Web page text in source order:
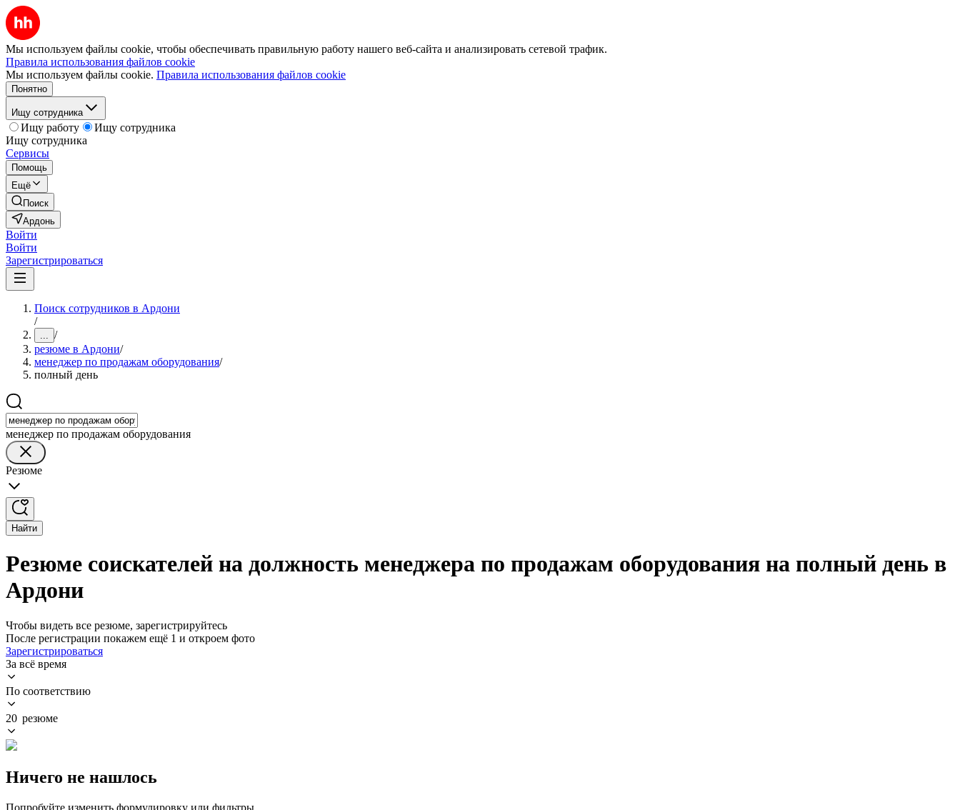
Мы используем файлы cookie, чтобы обеспечивать правильную работу нашего веб-сайта и анализировать сетевой трафик.
Правила использования файлов cookie
Мы используем файлы cookie. Правила использования файлов cookie
Понятно
Ищу сотрудника
Ищу работу
Ищу сотрудника
Ищу сотрудника
Сервисы
Помощь
Ещё
Поиск
Ардонь
Войти
Войти
Зарегистрироваться
Поиск сотрудников в Ардони
/
... /
резюме в Ардони/
менеджер по продажам оборудования/
полный день
менеджер по продажам оборудования
Резюме
Найти
Резюме соискателей на должность менеджера по продажам оборудования на полный день в
Ардони
Чтобы видеть все резюме, зарегистрируйтесь
После регистрации покажем ещё 1 и откроем фото
Зарегистрироваться
За всё время
По соответствию
20 резюме
Ничего не нашлось
Попробуйте изменить формулировку или фильтры